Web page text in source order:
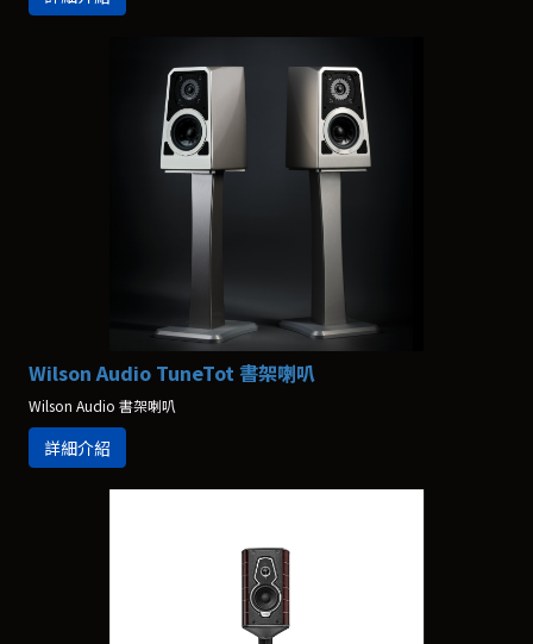
Wilson Audio TuneTot 書架喇叭
Wilson Audio 書架喇叭
詳細介紹